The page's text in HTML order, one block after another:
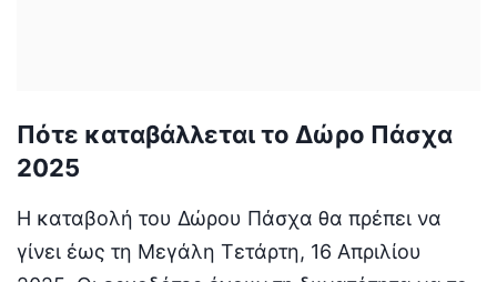
Πότε καταβάλλεται το Δώρο Πάσχα
2025
Η καταβολή του Δώρου Πάσχα θα πρέπει να
γίνει έως τη Μεγάλη Τετάρτη, 16 Απριλίου